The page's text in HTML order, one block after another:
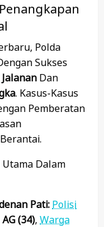
Polda
Sukses
Jalanan Dan
. Kasus-Kasus
Pemberatan
Utama Dalam
Pati: Polisi
AG (34), Warga